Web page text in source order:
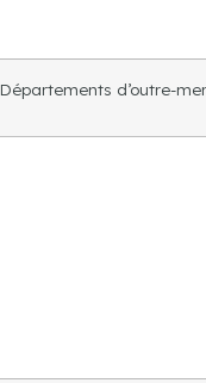
Départements d’outre-mer